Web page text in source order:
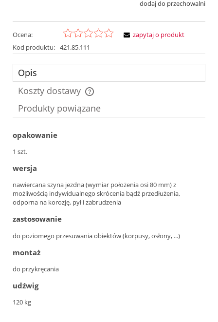
dodaj do przechowalni
Ocena:
Kod produktu: 421.85.111
zapytaj o produkt
Opis
Koszty dostawy
Cena nie zawiera ewentualnych kosztów płatności
Produkty powiązane
opakowanie
1 szt.
wersja
nawiercana szyna jezdna (wymiar położenia osi 80 mm) z
możliwością indywidualnego skrócenia bądź przedłużenia,
odporna na korozję, pył i zabrudzenia
zastosowanie
do poziomego przesuwania obiektów (korpusy, osłony, ...)
montaż
do przykręcania
udźwig
120 kg